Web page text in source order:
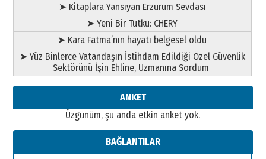
➤ Kitaplara Yansıyan Erzurum Sevdası
➤ Yeni Bir Tutku: CHERY
➤ Kara Fatma’nın hayatı belgesel oldu
➤ Yüz Binlerce Vatandaşın İstihdam Edildiği Özel Güvenlik
Sektörünü İşin Ehline, Uzmanına Sordum
ANKET
Üzgünüm, şu anda etkin anket yok.
BAĞLANTILAR